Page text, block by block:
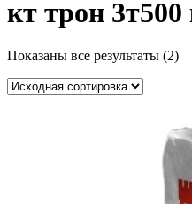
кт трон
Показаны все результаты (2)